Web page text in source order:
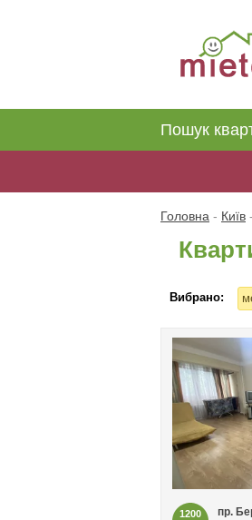
Пошук
Головна - Київ -
Вибрано:
1200
пр.